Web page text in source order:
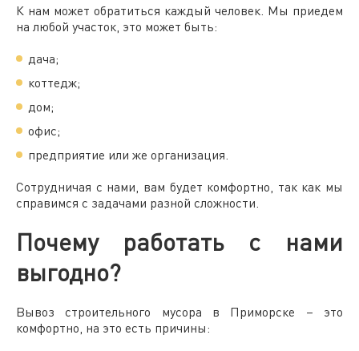
К нам может обратиться каждый человек. Мы приедем
на любой участок, это может быть:
дача;
коттедж;
дом;
офис;
предприятие или же организация.
Сотрудничая с нами, вам будет комфортно, так как мы
справимся с задачами разной сложности.
Почему работать с нами
выгодно?
Вывоз строительного мусора в Приморске – это
комфортно, на это есть причины: